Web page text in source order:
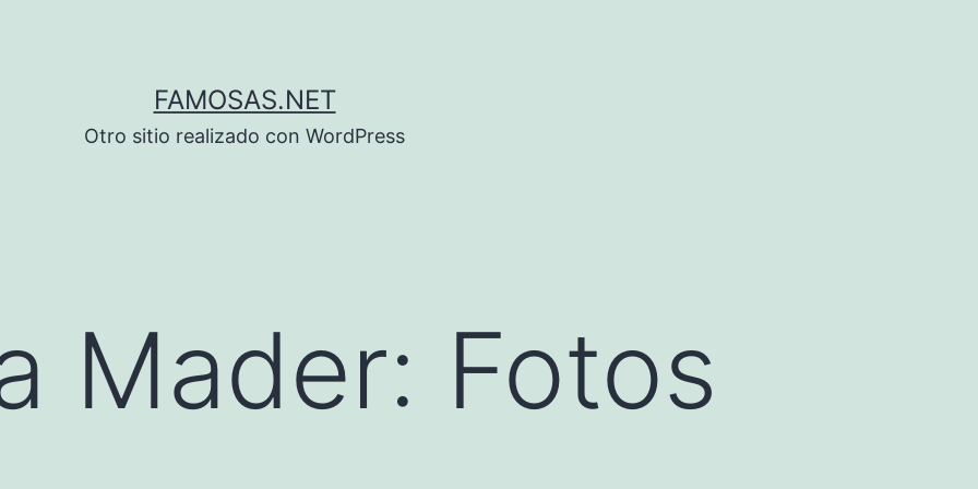
FAMOSAS.NET
Otro sitio realizado con WordPress
Mader: Fotos